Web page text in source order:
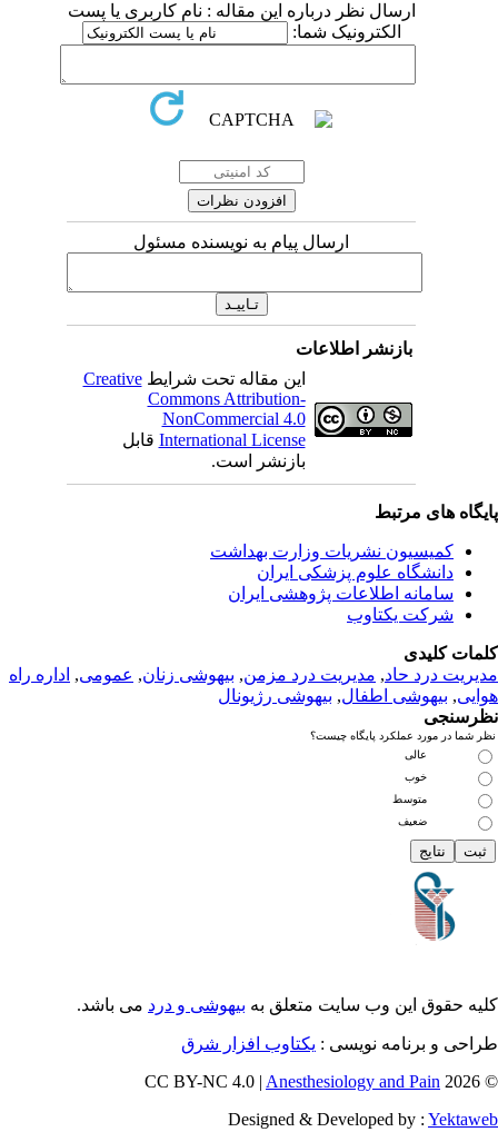
ارسال نظر درباره این مقاله : نام کاربری یا پست
الکترونیک شما:
ارسال پیام به نویسنده مسئول
بازنشر اطلاعات
این مقاله تحت شرایطCreative
Commons Attribution-
NonCommercial 4.0
International Licenseقابل
بازنشر است.
های مرتبط
کمیسیون نشریات وزارت بهداشت
دانشگاه علوم پزشکی ایران
سامانه اطلاعات پژوهشی ایران
شرکت یکتاوب
کلیدی
درد حاد,مديريت درد مزمن,بیهوشی زنان,عمومى, اداره راه
, بیهوشی اطفال, بیهوشی رژیونال
شما در مورد عملکرد پایگاه چیست؟
عالی
خوب
متوسط
ضعیف
حقوق این وب سایت متعلق بهبیهوشی و درد می باشد.
و برنامه نویسی : یکتاوب افزار شرق
©
Anesthesiology and Pain
Designed & Developed by :